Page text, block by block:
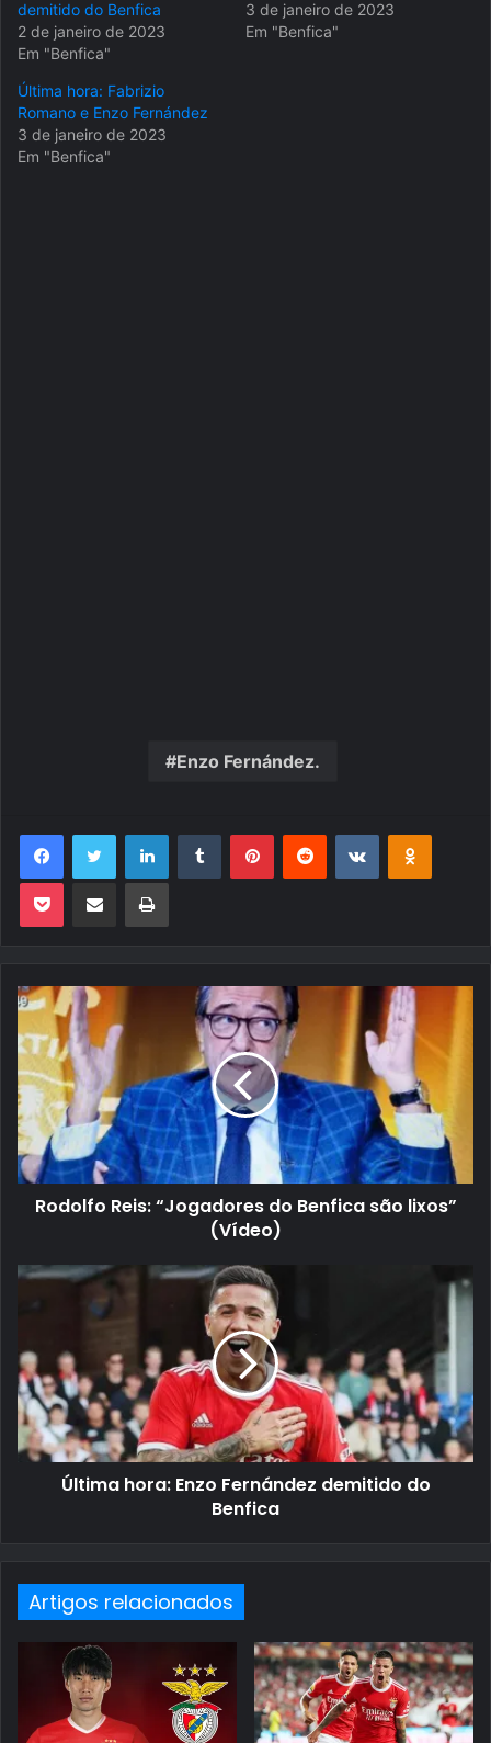
demitido do Benfica
2 de janeiro de 2023
Em "Benfica"
3 de janeiro de 2023
Em "Benfica"
Última hora: Fabrizio
Romano e Enzo Fernández
3 de janeiro de 2023
Em "Benfica"
Enzo Fernández.
FacebookTwitter LinkedinTumblr PinterestReddit VK OK
Pocket Compartilhar via e-mail Imprimir
Rodolfo Reis: “Jogadores do Benfica são lixos”
(Vídeo)
Última hora: Enzo Fernández demitido do
Benfica
Artigos relacionados